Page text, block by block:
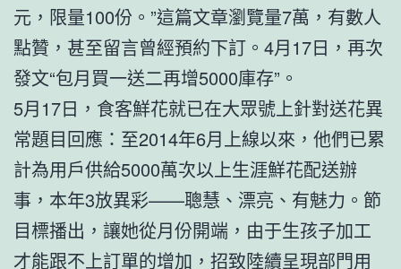
元，限量100份。”這篇文章瀏覽量7萬，有數人
點贊，甚至留言曾經預約下訂。4月17日，再次
發文“包月買一送二再增5000庫存”。
5月17日，食客鮮花就已在大眾號上針對送花異
常題目回應：至2014年6月上線以來，他們已累
計為用戶供給5000萬次以上生涯鮮花配送辦
事，本年3放異彩——聰慧、漂亮、有魅力。節
目標播出，讓她從月份開端，由于生孩子加工
才能跟不上訂單的增加，招致陸續呈現部門用